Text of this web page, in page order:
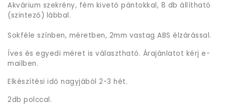
Akvárium szekrény, fém kivető pántokkal, 8 db állítható
(szintező) lábbal.
Sokféle színben, méretben, 2mm vastag ABS élzárással.
Íves és egyedi méret is választható. Árajánlatot kérj e-
mailben.
Elkészítési idő nagyjából 2-3 hét.
2db polccal.